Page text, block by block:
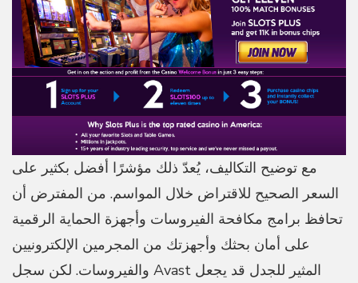
مع توضيح التكاليف، يُعدّ ذلك مؤشرًا أفضل بكثير على
السعر الصحيح للاقتراض خلال المواسم. من المفترض أن
تحافظ برامج مكافحة الفيروسات وأجهزة الحماية الرقمية
على أمان بحثك وأجهزتك من المجرمين الإلكترونيين
والفيروسات. لكن سجل Avast المثير للجدل قد يجعل